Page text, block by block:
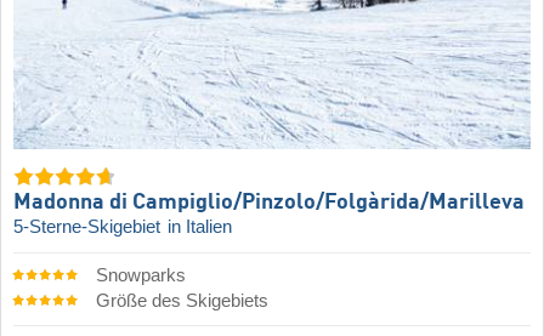
Madonna di Campiglio/​Pinzolo/​Folgàrida/​Marilleva
5-Sterne-Skigebiet in Italien
Snowparks
Größe des Skigebiets